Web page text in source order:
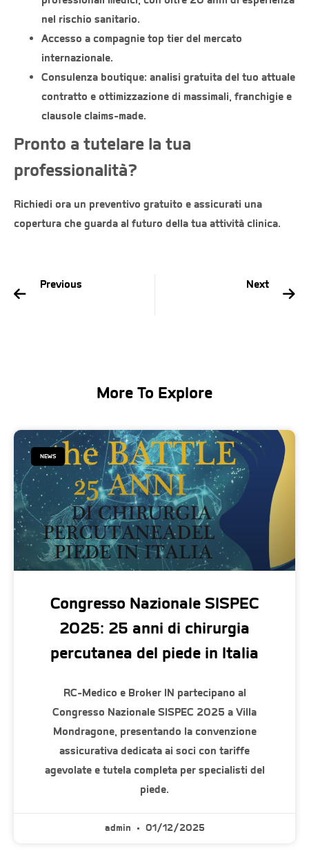
nel rischio sanitario.
Accesso a compagnie top tier del mercato
internazionale.
Consulenza boutique: analisi gratuita del tuo attuale
contratto e ottimizzazione di massimali, franchigie e
clausole claims-made.
Pronto a tutelare la tua
professionalità?
Richiedi ora un preventivo gratuito e assicurati una
copertura che guarda al futuro della tua attività clinica.
Previous
Next
More To Explore
NEWS
Congresso Nazionale SISPEC
2025: 25 anni di chirurgia
percutanea del piede in Italia
RC-Medico e Broker IN partecipano al
Congresso Nazionale SISPEC 2025 a Villa
Mondragone, presentando la convenzione
assicurativa dedicata ai soci con tariffe
agevolate e tutela completa per specialisti del
piede.
admin 01/12/2025